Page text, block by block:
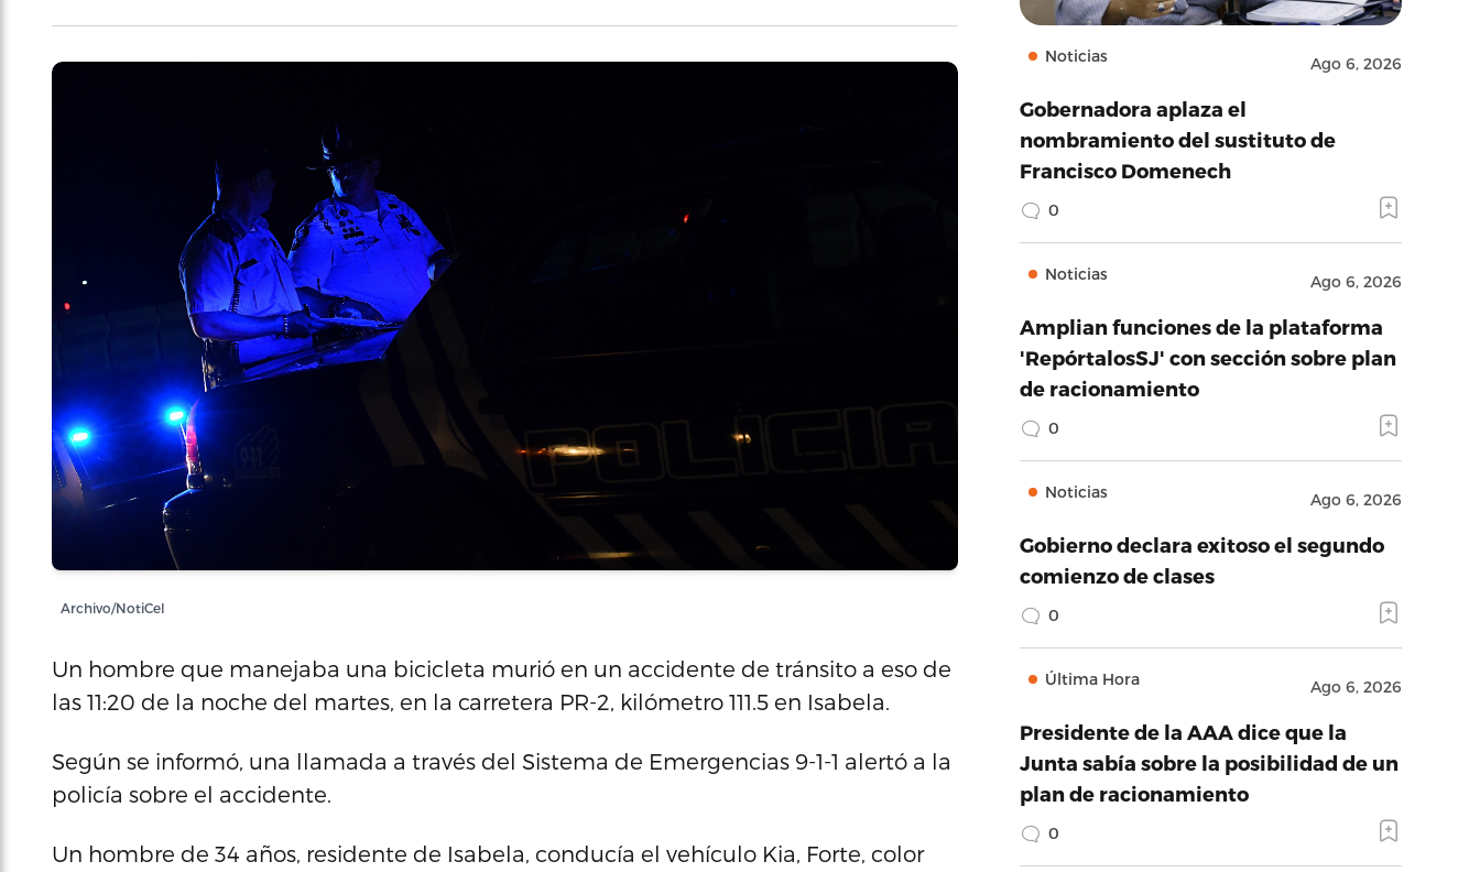
Archivo/NotiCel
Un hombre que manejaba una bicicleta murió en un accidente de tránsito a eso de
las 11:20 de la noche del martes, en la carretera PR-2, kilómetro 111.5 en Isabela.
Según se informó, una llamada a través del Sistema de Emergencias 9-1-1 alertó a la
policía sobre el accidente.
Un hombre de 34 años, residente de Isabela, conducía el vehículo Kia, Forte, color
Noticias Ago 6, 2026
Gobernadora aplaza el
nombramiento del sustituto de
Francisco Domenech
0
Noticias Ago 6, 2026
Amplian funciones de la plataforma
'RepórtalosSJ' con sección sobre plan
de racionamiento
0
Noticias Ago 6, 2026
Gobierno declara exitoso el segundo
comienzo de clases
0
Última Hora Ago 6, 2026
Presidente de la AAA dice que la
Junta sabía sobre la posibilidad de un
plan de racionamiento
0